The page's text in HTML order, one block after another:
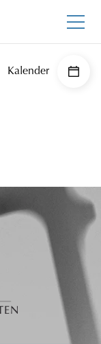
Kalender